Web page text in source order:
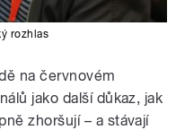
rozhlas
na červnovém
jako další důkaz, jak
zhoršují – a stávají